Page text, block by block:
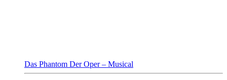
Das Phantom Der Oper – Musical